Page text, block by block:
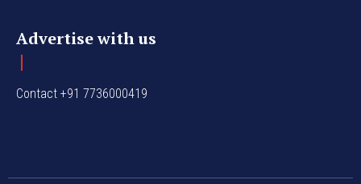
Advertise with us
Contact +91 7736000419